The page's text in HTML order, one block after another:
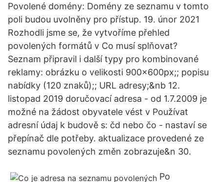
Povolené domény: Domény ze seznamu v tomto
poli budou uvolněny pro přístup. 19. únor 2021
Rozhodli jsme se, že vytvoříme přehled
povolených formátů v Co musí splňovat?
Seznam připravil i další typy pro kombinované
reklamy: obrázku o velikosti 900×600px;; popisu
nabídky (120 znaků);; URL adresy;&nb 12.
listopad 2019 doručovací adresa - od 1.7.2009 je
možné na žádost obyvatele vést v Používat
adresní údaj k budově s: čd nebo čo - nastaví se
přepínač dle potřeby. aktualizace provedené ze
seznamu povolených změn zobrazuje&n 30.
Po